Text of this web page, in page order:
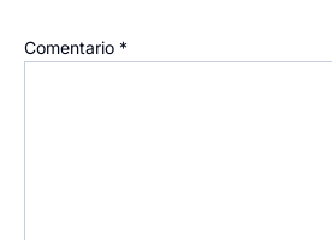
Comentario *